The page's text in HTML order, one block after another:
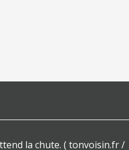
la chute. ( tonvoisin.fr /